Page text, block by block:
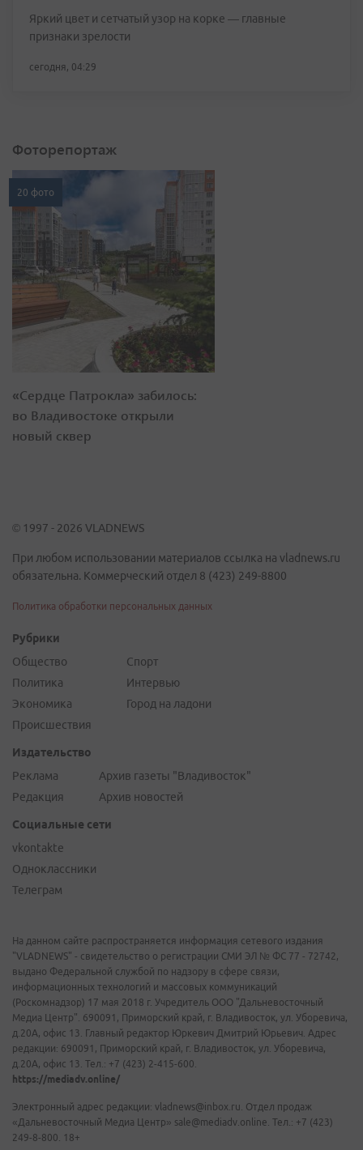
Яркий цвет и сетчатый узор на корке — главные
признаки зрелости
сегодня, 04:29
Фоторепортаж
20 фото
«Сердце Патрокла» забилось:
во Владивостоке открыли
новый сквер
© 1997 - 2026 VLADNEWS
При любом использовании материалов ссылка на vladnews.ru
обязательна. Коммерческий отдел 8 (423) 249-8800
Политика обработки персональных данных
Рубрики
Общество
Политика
Экономика
Происшествия
Спорт
Интервью
Город на ладони
Издательство
Реклама
Редакция
Архив газеты "Владивосток"
Архив новостей
Социальные сети
vkontakte
Одноклассники
Телеграм
На данном сайте распространяется информация сетевого издания
"VLADNEWS" - свидетельство о регистрации СМИ ЭЛ № ФС 77 - 72742,
выдано Федеральной службой по надзору в сфере связи,
информационных технологий и массовых коммуникаций
(Роскомнадзор) 17 мая 2018 г. Учредитель ООО "Дальневосточный
Медиа Центр". 690091, Приморский край, г. Владивосток, ул. Уборевича,
д.20А, офис 13. Главный редактор Юркевич Дмитрий Юрьевич. Адрес
редакции: 690091, Приморский край, г. Владивосток, ул. Уборевича,
д.20А, офис 13. Тел.: +7 (423) 2-415-600.
https://mediadv.online/
Электронный адрес редакции: vladnews@inbox.ru. Отдел продаж
«Дальневосточный Медиа Центр» sale@mediadv.online. Тел.: +7 (423)
249-8-800. 18+